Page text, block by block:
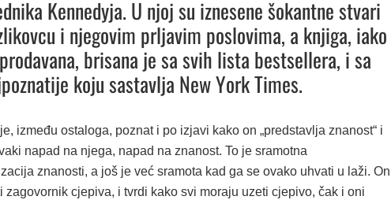
Kennedyja. U njoj su iznesene šokantne stvari
i njegovim prljavim poslovima, a knjiga, iako
brisana je sa svih lista bestsellera, i sa
koju sastavlja New York Times.
između ostaloga, poznat i po izjavi kako on „predstavlja znanost“ i
napad na njega, napad na znanost. To je sramotna
znanosti, a još je već sramota kad ga se ovako uhvati u laži. On
zagovornik cjepiva, i tvrdi kako svi moraju uzeti cjepivo, čak i oni